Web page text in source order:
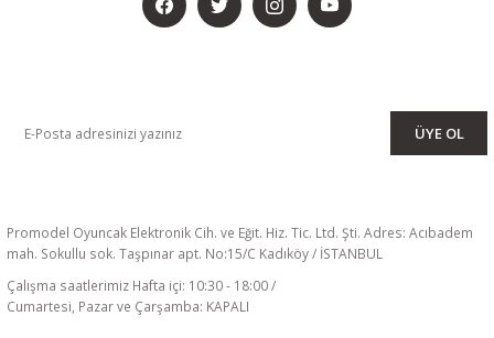
ÜYE OL
Promodel Oyuncak Elektronik Cih. ve Eğit. Hiz. Tic. Ltd. Şti. Adres: Acıbadem
mah. Sokullu sok. Taşpınar apt. No:15/C Kadıköy / İSTANBUL
Çalışma saatlerimiz Hafta içi: 10:30 - 18:00 /
Cumartesi, Pazar ve Çarşamba: KAPALI